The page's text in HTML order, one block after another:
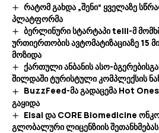
რატომ გახდა „შენი“ ყველაზე
პლატფორმა
ბერლინური სტარტაპი telli-მ
ურთიერთობის ავტომატიზაციაზე
მოზიდა
ქართული ანბანის ასო-
შილდაში ტურისტული კომპლექსის
BuzzFeed-მა გადაცემა Hot
გაყიდა
Eisai და CORE Biomedicine
გლობალური ლიცენზიის